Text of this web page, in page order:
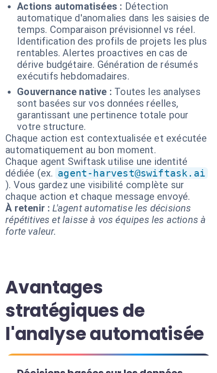
Actions automatisées : Détection
automatique d'anomalies dans les saisies de
temps. Comparaison prévisionnel vs réel.
Identification des profils de projets les plus
rentables. Alertes proactives en cas de
dérive budgétaire. Génération de résumés
exécutifs hebdomadaires.
Gouvernance native : Toutes les analyses
sont basées sur vos données réelles,
garantissant une pertinence totale pour
votre structure.
Chaque action est contextualisée et exécutée
automatiquement au bon moment.
Chaque agent Swiftask utilise une identité
dédiée (ex. agent-harvest@swiftask.ai
). Vous gardez une visibilité complète sur
chaque action et chaque message envoyé.
À retenir : L'agent automatise les décisions
répétitives et laisse à vos équipes les actions à
forte valeur.
Avantages
stratégiques de
l'analyse automatisée